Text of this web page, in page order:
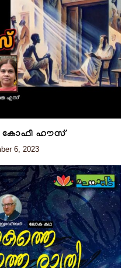
കോഫീ ഹൗസ്
6, 2023